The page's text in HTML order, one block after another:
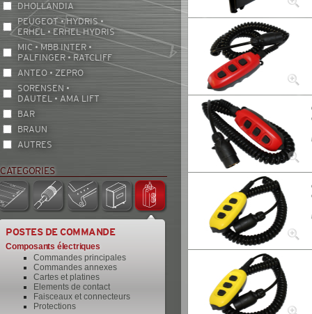
DHOLLANDIA
PEUGEOT • HYDRIS •
ERHEL • ERHEL HYDRIS
MIC • MBB INTER •
PALFINGER • RATCLIFF
ANTEO • ZEPRO
SORENSEN •
DAUTEL • AMA LIFT
BAR
BRAUN
AUTRES
CATEGORIES
POSTES DE COMMANDE
Composants électriques
Commandes principales
Commandes annexes
Cartes et platines
Elements de contact
Faisceaux et connecteurs
Protections